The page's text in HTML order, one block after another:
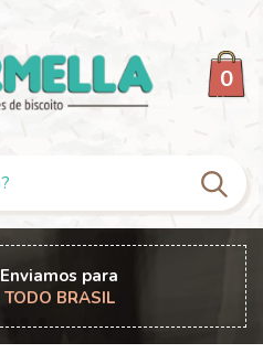
0
Enviamos para
TODO BRASIL